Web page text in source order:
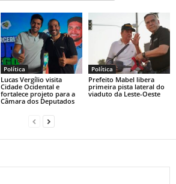
Política
Lucas Vergílio visita
Cidade Ocidental e
fortalece projeto para a
Câmara dos Deputados
Política
Prefeito Mabel libera
primeira pista lateral do
viaduto da Leste-Oeste